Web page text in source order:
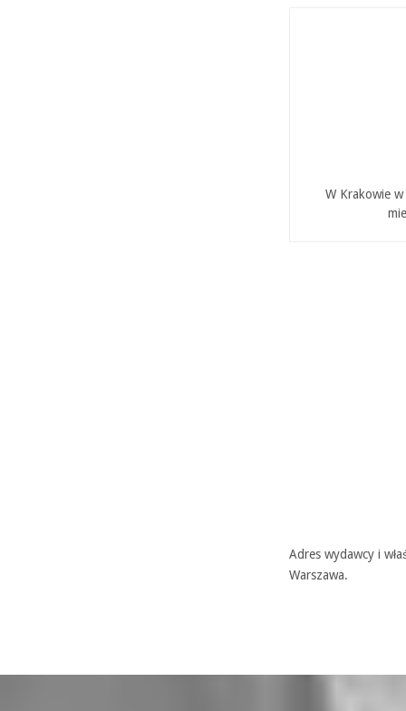
W Krakowie
Adres wydawcy i
Warszawa.